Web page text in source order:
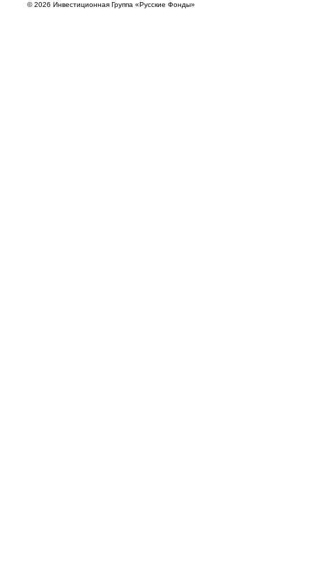
© 2026 Инвестиционная Группа «Русские Фонды»